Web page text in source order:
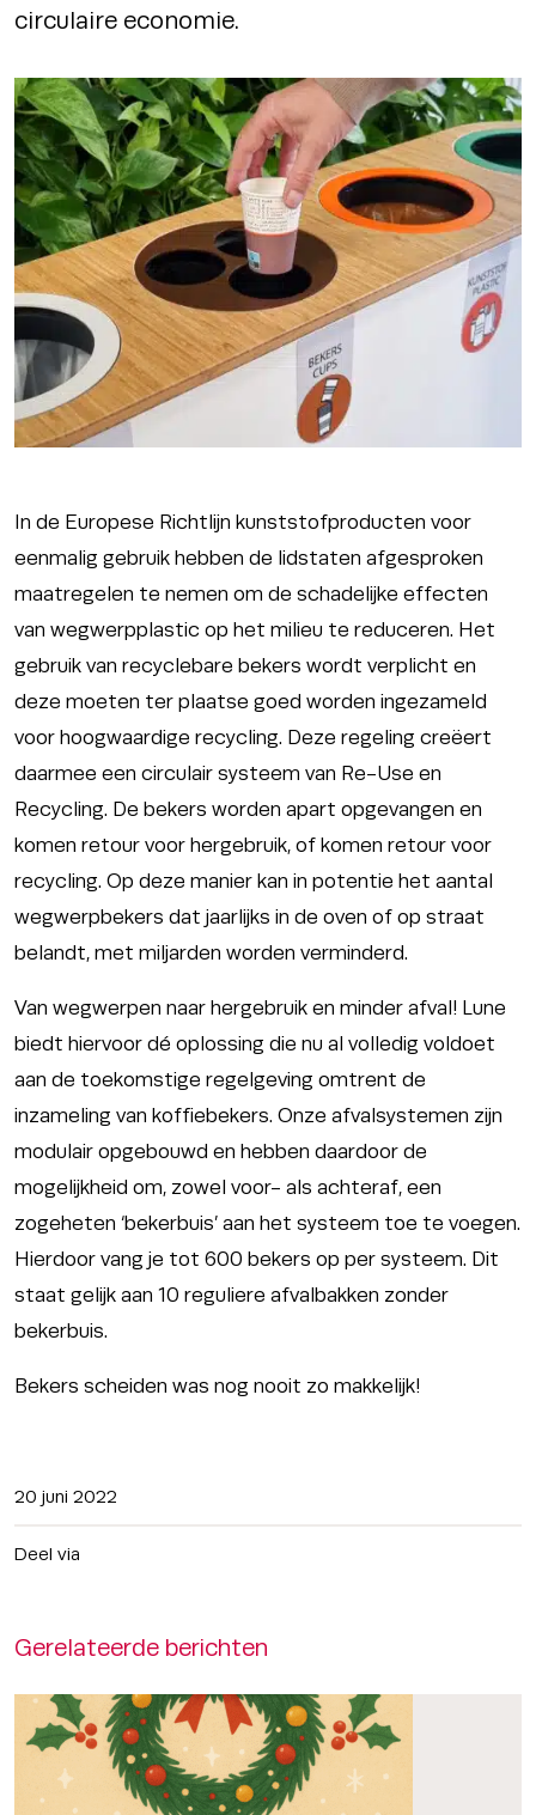
20 juni 2022
Deel via
circulaire economie.
In de Europese Richtlijn kunststofproducten voor
eenmalig gebruik hebben de lidstaten afgesproken
maatregelen te nemen om de schadelijke effecten
van wegwerpplastic op het milieu te reduceren. Het
gebruik van recyclebare bekers wordt verplicht en
deze moeten ter plaatse goed worden ingezameld
voor hoogwaardige recycling. Deze regeling creëert
daarmee een circulair systeem van Re-Use en
Recycling. De bekers worden apart opgevangen en
komen retour voor hergebruik, of komen retour voor
recycling. Op deze manier kan in potentie het aantal
wegwerpbekers dat jaarlijks in de oven of op straat
belandt, met miljarden worden verminderd.
Van wegwerpen naar hergebruik en minder afval! Lune
biedt hiervoor dé oplossing die nu al volledig voldoet
aan de toekomstige regelgeving omtrent de
inzameling van koffiebekers. Onze afvalsystemen zijn
modulair opgebouwd en hebben daardoor de
mogelijkheid om, zowel voor- als achteraf, een
zogeheten ‘bekerbuis’ aan het systeem toe te voegen.
Hierdoor vang je tot 600 bekers op per systeem. Dit
staat gelijk aan 10 reguliere afvalbakken zonder
bekerbuis.
Bekers scheiden was nog nooit zo makkelijk!
Gerelateerde berichten